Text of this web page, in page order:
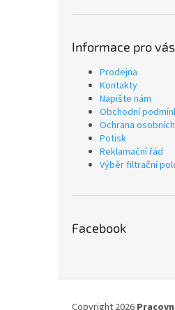
Informace pro vás
Prodejna
Kontakty
Napište nám
Obchodní
Ochrana
Potisk
Reklamační řád
Výběr filtrační
Facebook
Copyright 2026